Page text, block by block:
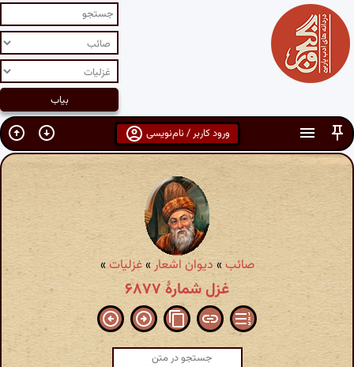
ورود کاربر / نام‌نویسی
صائب »دیوان اشعار»غزلیات»
غزل شمارهٔ ۶۸۷۷